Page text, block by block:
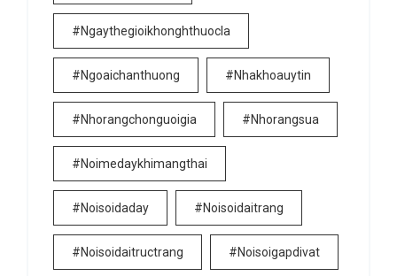
#ngaythegioikhonghthuocla
#ngoaichanthuong #nhakhoauytin
#nhorangchonguoigia #nhorangsua
#noimedaykhimangthai
#noisoidaday #noisoidaitrang
#noisoidaitructrang #noisoigapdivat